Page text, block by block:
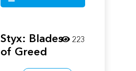
Styx: Blades
of Greed
223